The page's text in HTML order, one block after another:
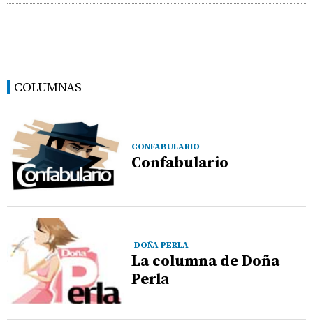
COLUMNAS
CONFABULARIO
Confabulario
DOÑA PERLA
La columna de Doña
Perla